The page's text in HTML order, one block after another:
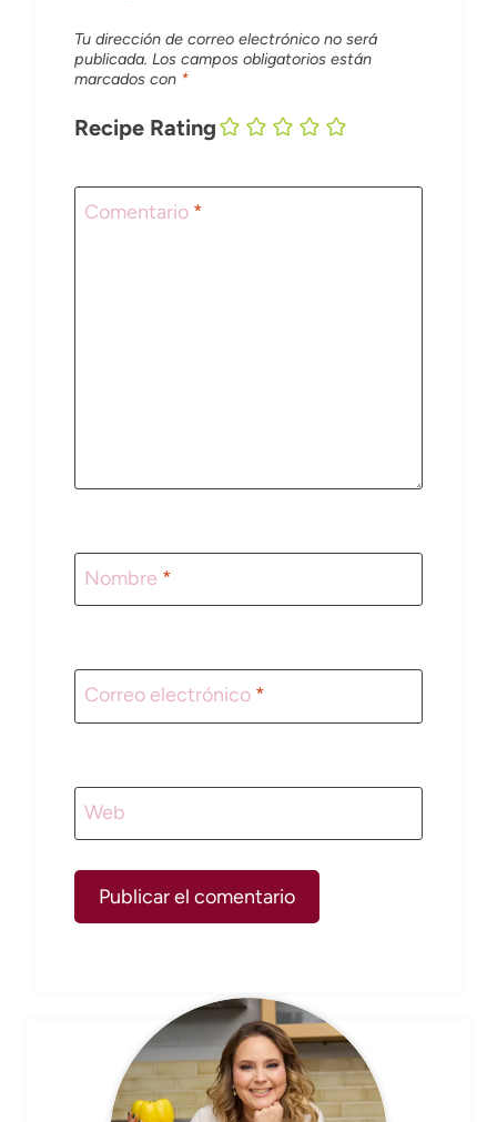
Tu dirección de correo electrónico no será
publicada. Los campos obligatorios están
marcados con *
Recipe Rating
Comentario *
Nombre *
Correo electrónico *
Web